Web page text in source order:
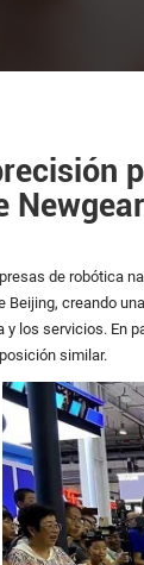
de robótica
Beijing, creando
los servicios. En
similar.